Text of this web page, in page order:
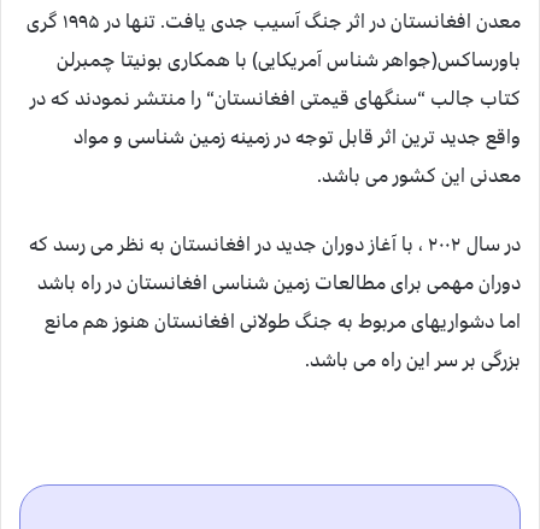
معدن افغانستان در اثر جنگ آسیب جدی یافت. تنها در ۱۹۹۵ گری
باورساكس(جواهر شناس آمریكایی) با همكاری بونیتا چمبرلن
كتاب جالب “سنگهای قیمتی افغانستان“ را منتشر نمودند كه در
واقع جدید ترین اثر قابل توجه در زمینه زمین شناسی و مواد
معدنی این كشور می باشد.
در سال ۲۰۰۲ ، با آغاز دوران جدید در افغانستان به نظر می رسد كه
دوران مهمی برای مطالعات زمین شناسی افغانستان در راه باشد
اما دشواریهای مربوط به جنگ طولانی افغانستان هنوز هم مانع
بزرگی بر سر این راه می باشد.